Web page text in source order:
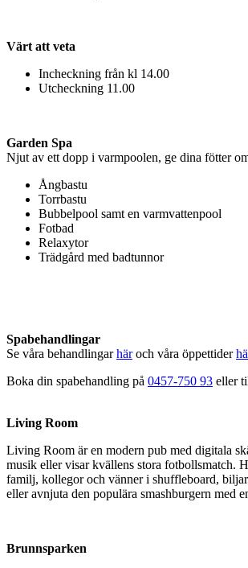
Värt att veta
Incheckning från kl 14.00
Utcheckning 11.00
Garden Spa
Njut av ett dopp i varmpoolen, ge dina fötter
Ångbastu
Torrbastu
Bubbelpool samt en varmvattenpool
Fotbad
Relaxytor
Trädgård med badtunnor
Spabehandlingar
Se våra behandlingarhäroch våra öppettider
Boka din spabehandling på 0457-750 93 eller
Living Room
Living Room är en modern pub med digitala
musik eller visar kvällens stora fotbollsmatch.
familj, kollegor och vänner i shuffleboard,
eller avnjuta den populära smashburgern med
Brunnsparken